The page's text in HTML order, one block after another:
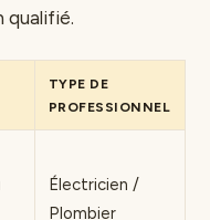
qualifié.
TYPE DE
PROFESSIONNEL
Électricien /
Plombier